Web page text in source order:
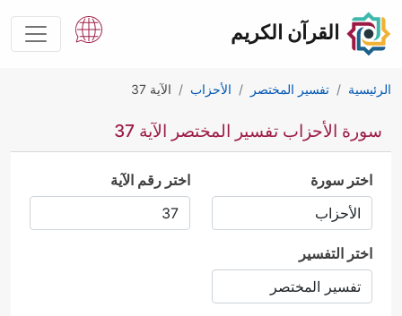
القرآن الكريم
الرئيسية تفسير المختصر الأحزاب الآية 37
سورة الأحزاب تفسير المختصر الآية 37
اختر سورة اختر رقم الآية
اختر التفسير